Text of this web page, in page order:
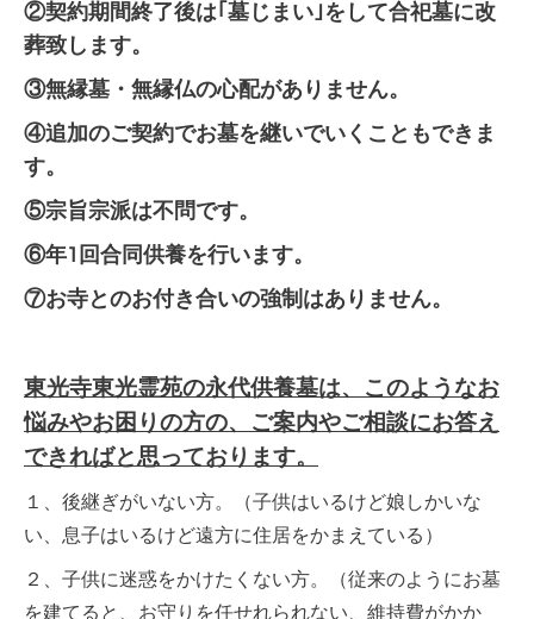
②契約期間終了後は｢墓じまい｣をして合祀墓に改
葬致します。
③無縁墓・無縁仏の心配がありません。
④追加のご契約でお墓を継いでいくこともできま
す。
⑤宗旨宗派は不問です。
⑥年1回合同供養を行います。
⑦お寺とのお付き合いの強制はありません。
東光寺東光霊苑の永代供養墓は、このようなお
悩みやお困りの方の、ご案内やご相談にお答え
できればと思っております。
１、後継ぎがいない方。（子供はいるけど娘しかいな
い、息子はいるけど遠方に住居をかまえている）
２、子供に迷惑をかけたくない方。（従来のようにお墓
を建てると、お守りを任せれられない、維持費がかか